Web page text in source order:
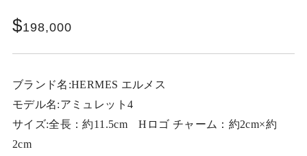
198,000
ブランド名:HERMES エルメス
モデル名:アミュレット4
サイズ:全長：約11.5cm Hロゴ チャーム：約2cm×約
2cm